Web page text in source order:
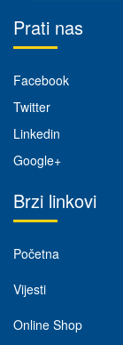
Prati nas
Facebook
Twitter
Linkedin
Google+
Brzi linkovi
Početna
Vijesti
Online Shop